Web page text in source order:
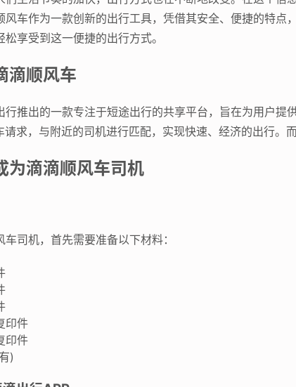
风车作为一款创新的出行工具，凭借其安全、便捷的特
享受到这一便捷的出行方式。
滴顺风车
行推出的一款专注于短途出行的共享平台，旨在为用户
求，与附近的司机进行匹配，实现快速、经济的出行。
为滴滴顺风车司机
司机，首先需要准备以下材料：
印件
印件
)